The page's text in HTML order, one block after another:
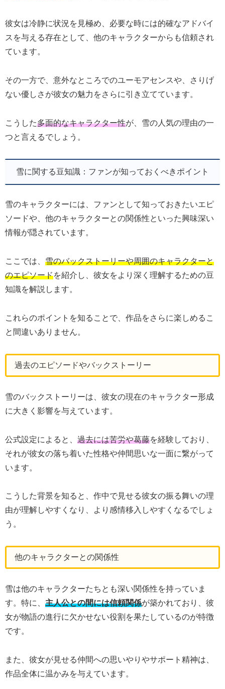
彼女は冷静に状況を見極め、必要な時には的確なアドバイ
スを与える存在として、他のキャラクターからも信頼され
ています。
その一方で、意外なところでのユーモアセンスや、さりげ
ない優しさが彼女の魅力をさらに引き立てています。
こうした多面的なキャラクター性が、雪の人気の理由の一
つと言えるでしょう。
雪に関する豆知識：ファンが知っておくべきポイント
雪のキャラクターには、ファンとして知っておきたいエピ
ソードや、他のキャラクターとの関係性といった興味深い
情報が隠されています。
ここでは、 雪のバックストーリーや周囲のキャラクターと
のエピソードを紹介し、彼女をより深く理解するための豆
知識を解説します。
これらのポイントを知ることで、作品をさらに楽しめるこ
と間違いありません。
過去のエピソードやバックストーリー
雪のバックストーリーは、彼女の現在のキャラクター形成
に大きく影響を与えています。
公式設定によると、 過去には苦労や葛藤を経験しており、
それが彼女の落ち着いた性格や仲間思いな一面に繋がって
います。
こうした背景を知ると、作中で見せる彼女の振る舞いの理
由が理解しやすくなり、より感情移入しやすくなるでしょ
う。
他のキャラクターとの関係性
雪は他のキャラクターたちとも深い関係性を持っていま
す。特に、 主人公との間には信頼関係が築かれており、彼
女が物語の進行に欠かせない役割を果たしているのが特徴
です。
また、彼女が見せる仲間への思いやりやサポート精神は、
作品全体に温かみを与えています。